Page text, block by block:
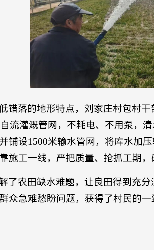
错落的地形特点，刘家庄村包村
流灌溉管网，不耗电、不用泵，
铺设1500米输水管网，将库水加
施工一线，严把质量、抢抓工期，
了农田缺水难题，让良田得到充
众急难愁盼问题，获得了村民的一